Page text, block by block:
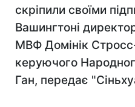
скріпили своїми
Вашингтоні
МВФ Домінік
керуючого
Ган, передає